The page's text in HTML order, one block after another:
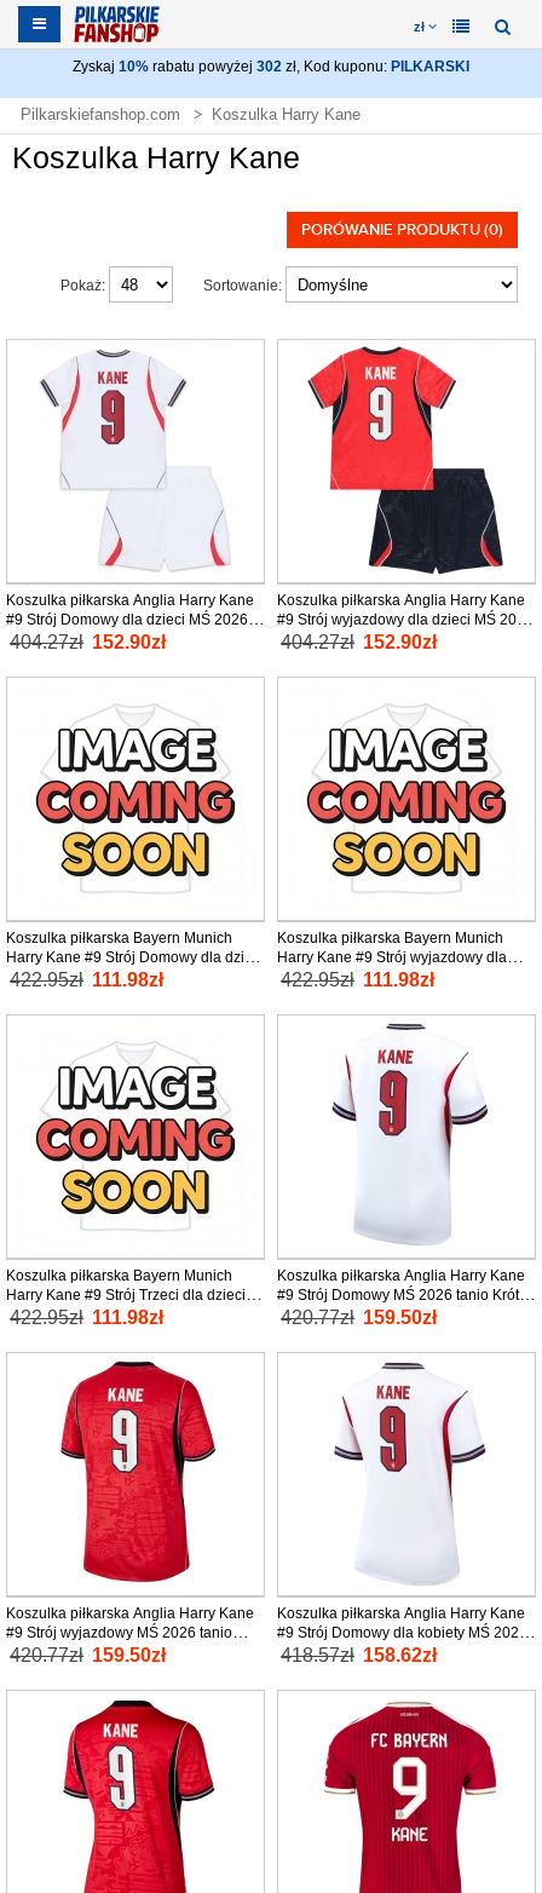
zł
Zyskaj 10% rabatu powyżej 302 zł, Kod kuponu: PILKARSKI
Pilkarskiefanshop.com Koszulka Harry Kane
Koszulka Harry Kane
PORÓWANIE PRODUKTU (0)
Sortowanie:
Pokaż:
Koszulka piłkarska Anglia Harry Kane
#9 Strój Domowy dla dzieci MŚ 2026
tanio Krótki Rękaw (+ Krótkie spodenki)
404.27zł 152.90zł
Koszulka piłkarska Anglia Harry Kane
#9 Strój wyjazdowy dla dzieci MŚ 2026
tanio Krótki Rękaw (+ Krótkie spodenki)
404.27zł 152.90zł
Koszulka piłkarska Bayern Munich
Harry Kane #9 Strój Domowy dla dzieci
2026-27 tanio Krótki Rękaw (+ Krótkie
422.95zł 111.98zł
Koszulka piłkarska Bayern Munich
Harry Kane #9 Strój wyjazdowy dla
dzieci 2026-27 tanio Krótki Rękaw (+
422.95zł 111.98zł
Koszulka piłkarska Bayern Munich
Harry Kane #9 Strój Trzeci dla dzieci
2026-27 tanio Krótki Rękaw (+ Krótkie
422.95zł 111.98zł
Koszulka piłkarska Anglia Harry Kane
#9 Strój Domowy MŚ 2026 tanio Krótki
Rękaw
420.77zł 159.50zł
Koszulka piłkarska Anglia Harry Kane
#9 Strój wyjazdowy MŚ 2026 tanio
Krótki Rękaw
420.77zł 159.50zł
Koszulka piłkarska Anglia Harry Kane
#9 Strój Domowy dla kobiety MŚ 2026
tanio Krótki Rękaw
418.57zł 158.62zł